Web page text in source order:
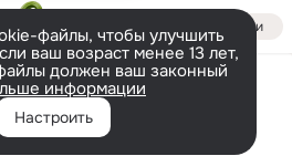
Войти
файлы, чтобы улучшить
ваш возраст менее 13 лет,
должен ваш законный
информации
Настроить
Исполнитель
Rieska Nadia